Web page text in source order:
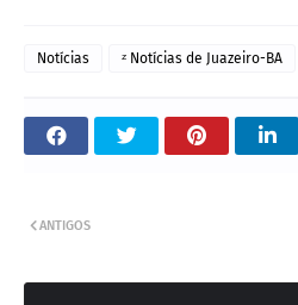
Notícias ᶻ Notícias de Juazeiro-BA
ANTIGOS